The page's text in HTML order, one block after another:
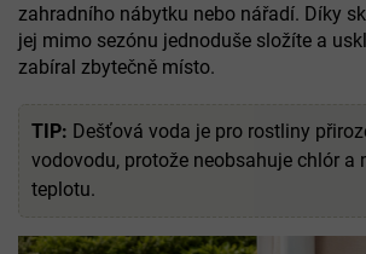
zahradního nábytku nebo nářadí. Díky
jej mimo sezónu jednoduše složíte a
zabíral zbytečně místo.
TIP: Dešťová voda je pro rostliny
vodovodu, protože neobsahuje chlór a
teplotu.